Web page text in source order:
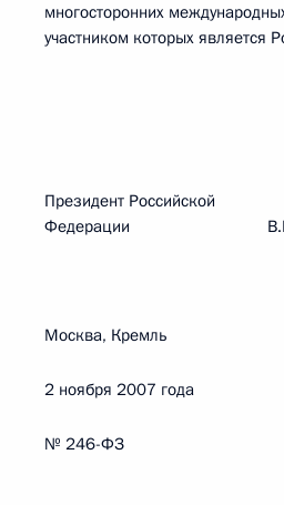
многосторонних
участником которых является
Президент Российской
Федерации
Москва, Кремль
2 ноября 2007 года
№ 246-ФЗ